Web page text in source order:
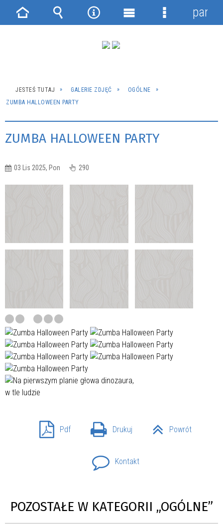
JESTEŚ TUTAJ GALERIE ZDJĘĆ
OGÓLNE
ZUMBA HALLOWEEN PARTY
ZUMBA HALLOWEEN PARTY
03 Lis 2025, Pon 290
Pdf Drukuj Powrót
Kontakt
POZOSTAŁE W KATEGORII „OGÓLNE”
Strona Wyszukiwarka
NarzędziaMenu
Menu
panel